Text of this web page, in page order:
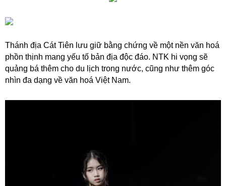
Thánh địa Cát Tiên lưu giữ bằng chứng về một nền văn hoá
phồn thịnh mang yếu tố bản địa độc đáo. NTK hi vọng sẽ
quảng bá thêm cho du lịch trong nước, cũng như thêm góc
nhìn đa dạng về văn hoá Việt Nam.